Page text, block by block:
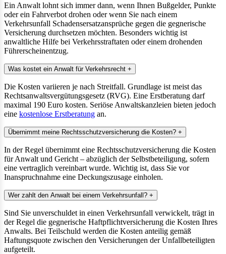
Ein Anwalt lohnt sich immer dann, wenn Ihnen Bußgelder, Punkte
oder ein Fahrverbot drohen oder wenn Sie nach einem
Verkehrsunfall Schadensersatzansprüche gegen die gegnerische
Versicherung durchsetzen möchten. Besonders wichtig ist
anwaltliche Hilfe bei Verkehrsstraftaten oder einem drohenden
Führerscheinentzug.
Was kostet ein Anwalt für Verkehrsrecht +
Die Kosten variieren je nach Streitfall. Grundlage ist meist das
Rechtsanwaltsvergütungsgesetz (RVG). Eine Erstberatung darf
maximal 190 Euro kosten. Seriöse Anwaltskanzleien bieten jedoch
eine kostenlose Erstberatung an.
Übernimmt meine Rechtsschutzversicherung die Kosten? +
In der Regel übernimmt eine Rechtsschutzversicherung die Kosten
für Anwalt und Gericht – abzüglich der Selbstbeteiligung, sofern
eine vertraglich vereinbart wurde. Wichtig ist, dass Sie vor
Inanspruchnahme eine Deckungszusage einholen.
Wer zahlt den Anwalt bei einem Verkehrsunfall? +
Sind Sie unverschuldet in einen Verkehrsunfall verwickelt, trägt in
der Regel die gegnerische Haftpflichtversicherung die Kosten Ihres
Anwalts. Bei Teilschuld werden die Kosten anteilig gemäß
Haftungsquote zwischen den Versicherungen der Unfallbeteiligten
aufgeteilt.